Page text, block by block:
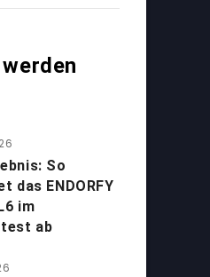
So
das ENDORFY
im
ab